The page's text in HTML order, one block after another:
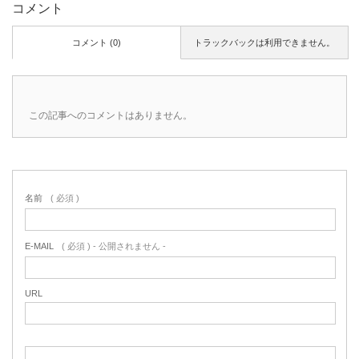
コメント
トラックバックは利用できません。
コメント (0)
この記事へのコメントはありません。
名前 ( 必須 )
E-MAIL ( 必須 ) - 公開されません -
URL